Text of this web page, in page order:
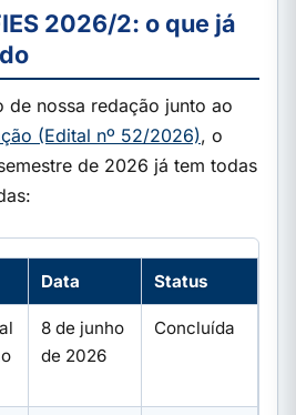
2026/2: o que já
de nossa redação junto ao
(Edital nº 52/2026), o
de 2026 já tem todas
Data Status
8 de junho
de 2026
Concluída